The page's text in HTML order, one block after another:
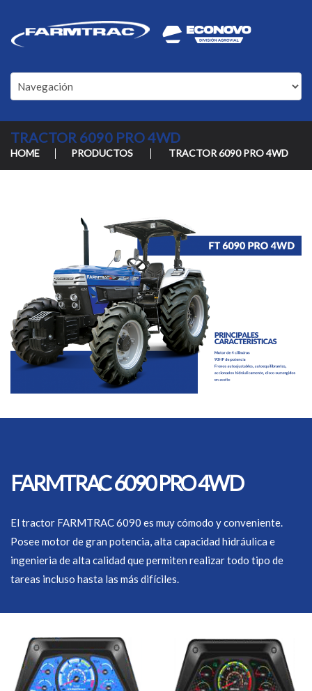
TRACTOR 6090 PRO 4WD
HOME PRODUCTOS TRACTOR 6090 PRO 4WD
FARMTRAC 6090 PRO 4WD
El tractor FARMTRAC 6090 es muy cómodo y conveniente.
Posee motor de gran potencia, alta capacidad hidráulica e
ingenieria de alta calidad que permiten realizar todo tipo de
tareas incluso hasta las más difíciles.